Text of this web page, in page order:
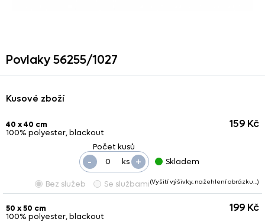
Povlaky 56255/1027
Kusové zboží
40 x 40 cm
100% polyester, blackout
ks +
-
159 Kč
Skladem
Bez služeb Se službami(Vyšití výšivky, nažehlení obrázku…)
50 x 50 cm
100% polyester, blackout
199 Kč